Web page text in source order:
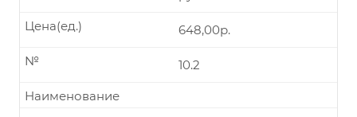
648,00р.
Цена(ед.)
10.2
№
Наименование